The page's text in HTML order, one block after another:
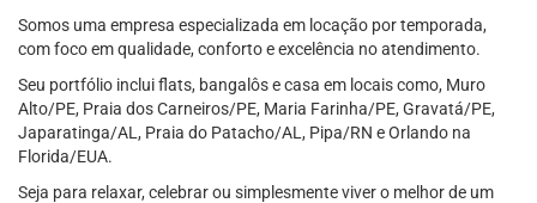
Somos uma empresa especializada em locação por temporada,
com foco em qualidade, conforto e excelência no atendimento.
Seu portfólio inclui flats, bangalôs e casa em locais como, Muro
Alto/PE, Praia dos Carneiros/PE, Maria Farinha/PE, Gravatá/PE,
Japaratinga/AL, Praia do Patacho/AL, Pipa/RN e Orlando na
Florida/EUA.
Seja para relaxar, celebrar ou simplesmente viver o melhor de um